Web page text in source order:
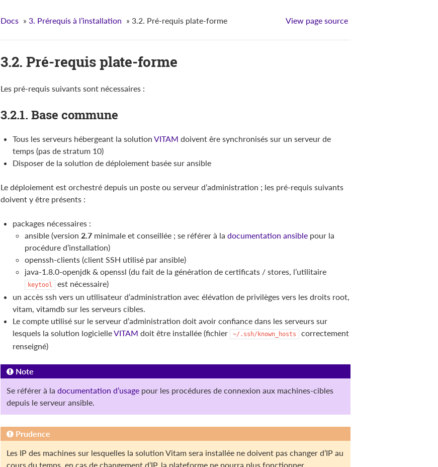
Docs » 3. Prérequis à l’installation » 3.2. Pré-requis plate-forme View page source
3.2. Pré-requis plate-forme
Les pré-requis suivants sont nécessaires :
3.2.1. Base commune
Tous les serveurs hébergeant la solution VITAM doivent êre synchronisés sur un serveur de
temps (pas de stratum 10)
Disposer de la solution de déploiement basée sur ansible
Le déploiement est orchestré depuis un poste ou serveur d’administration ; les pré-requis suivants
doivent y être présents :
packages nécessaires :
ansible (version 2.7minimale et conseillée ; se référer à la documentation ansiblepour la
procédure d’installation)
openssh-clients (client SSH utilisé par ansible)
java-1.8.0-openjdk & openssl (du fait de la génération de certificats / stores, l’utilitaire
keytool
est nécessaire)
un accès ssh vers un utilisateur d’administration avec élévation de privilèges vers les droits root,
vitam, vitamdb sur les serveurs cibles.
Le compte utilisé sur le serveur d’administration doit avoir confiance dans les serveurs sur
lesquels la solution logicielleVITAM doit être installée (fichier ~/.ssh/known_hosts
correctement
renseigné)
Note
Se référer à la documentation d’usagepour les procédures de connexion aux machines-cibles
depuis le serveur ansible.
Prudence
Les IP des machines sur lesquelles la solution Vitam sera installée ne doivent pas changer d’IP au
cours du temps, en cas de changement d’IP, la plateforme ne pourra plus fonctionner.